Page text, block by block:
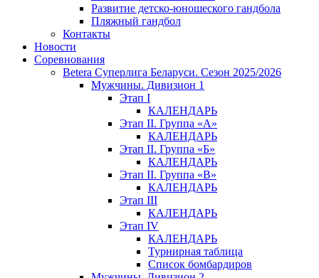
Развитие детско-юношеского гандбола
Пляжный гандбол
Контакты
Новости
Соревнования
Betera Суперлига Беларуси. Сезон 2025/2026
Мужчины. Дивизион 1
Этап I
КАЛЕНДАРЬ
Этап II. Группа «А»
КАЛЕНДАРЬ
Этап II. Группа «Б»
КАЛЕНДАРЬ
Этап II. Группа «В»
КАЛЕНДАРЬ
Этап III
КАЛЕНДАРЬ
Этап IV
КАЛЕНДАРЬ
Турнирная таблица
Список бомбардиров